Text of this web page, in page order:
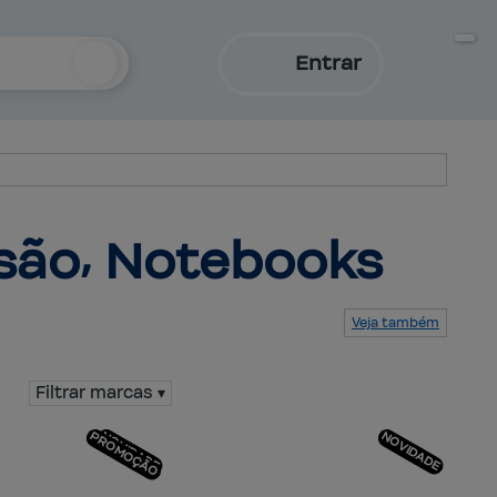
Entrar
Notebooks
Veja também
Filtrar marcas ▾
NOVIDADE
PROMOÇÃO NOVIDADE